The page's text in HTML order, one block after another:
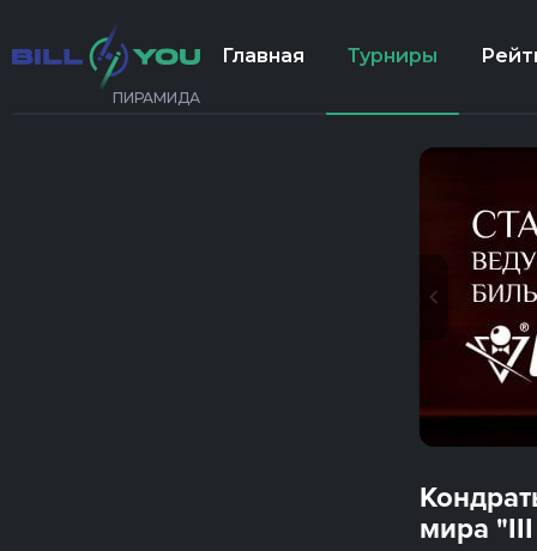
ПИРАМИДА
Главная Турниры
мира